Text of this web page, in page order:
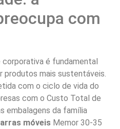
com
corporativa é fundamental
mais sustentáveis.
com o ciclo de vida do
com o Custo Total de
embalagens da família
móveis Memor 30-35